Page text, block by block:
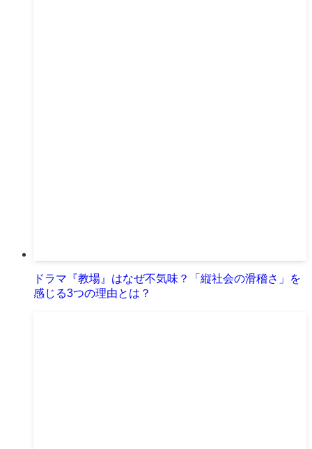
ドラマ『教場』はなぜ不気味？「縦社会の滑稽さ」を
感じる3つの理由とは？